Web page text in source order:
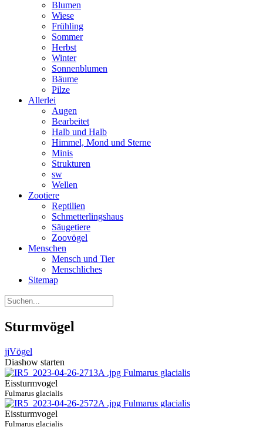
Blumen
Wiese
Frühling
Sommer
Herbst
Winter
Sonnenblumen
Bäume
Pilze
Allerlei
Augen
Bearbeitet
Halb und Halb
Himmel, Mond und Sterne
Minis
Strukturen
sw
Wellen
Zootiere
Reptilien
Schmetterlingshaus
Säugetiere
Zoovögel
Menschen
Mensch und Tier
Menschliches
Sitemap
Sturmvögel
jjVögel
Diashow starten
Eissturmvogel
Fulmarus glacialis
Eissturmvogel
Fulmarus glacialis